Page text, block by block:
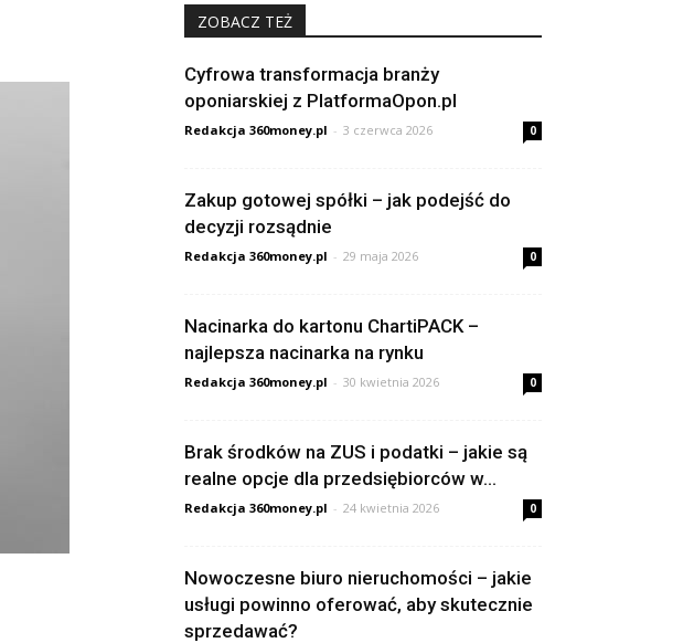
ZOBACZ TEŻ
Cyfrowa transformacja branży
oponiarskiej z PlatformaOpon.pl
Redakcja 360money.pl - 3 czerwca 2026 0
Zakup gotowej spółki – jak podejść do
decyzji rozsądnie
Redakcja 360money.pl - 29 maja 2026 0
Nacinarka do kartonu ChartiPACK –
najlepsza nacinarka na rynku
Redakcja 360money.pl - 30 kwietnia 2026 0
Brak środków na ZUS i podatki – jakie są
realne opcje dla przedsiębiorców w...
Redakcja 360money.pl - 24 kwietnia 2026 0
Nowoczesne biuro nieruchomości – jakie
usługi powinno oferować, aby skutecznie
sprzedawać?